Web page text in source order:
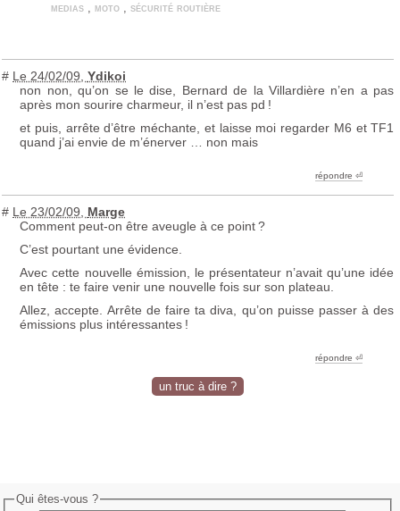
medias ,moto ,sécurité routière
# Le 24/02/09 ,Ydikoi
non non, qu’on se le dise, Bernard de la Villardière n’en a pas
après mon sourire charmeur, il n’est pas pd !
et puis, arrête d’être méchante, et laisse moi regarder M6 etTF1
quand j’ai envie de m’énerver … non mais
répondre ︎⏎
# Le 23/02/09
Marge
Comment peut-on être aveugle à ce point ?
C’est pourtant une évidence.
Avec cette nouvelle émission, le présentateur n’avait qu’une idée
en tête : te faire venir une nouvelle fois sur son plateau.
Allez, accepte. Arrête de faire ta diva, qu’on puisse passer à des
émissions plus intéressantes !
répondre ︎⏎
un truc à dire ?
Qui êtes-vous ?